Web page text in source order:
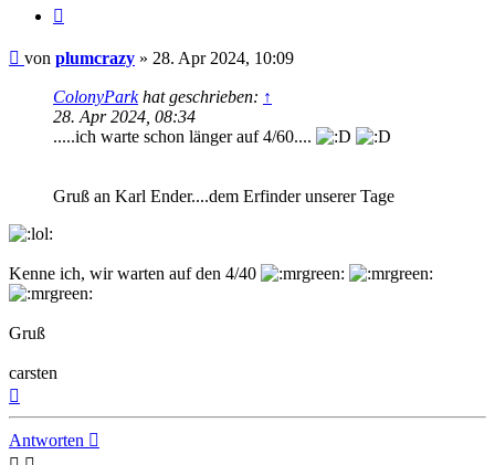
Beitrag
von plumcrazy » 28. Apr 2024, 10:09
ColonyParkhat geschrieben: ↑
28. Apr 2024, 08:34
.....ich warte schon länger auf 4/60....
Gruß an Karl Ender....dem Erfinder unserer Tage
Kenne ich, wir warten auf den 4/40
Gruß
carsten
Antworten